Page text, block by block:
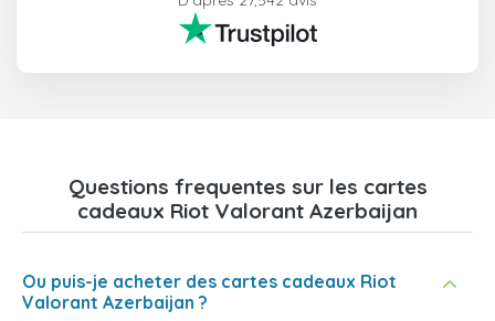
Questions frequentes sur les cartes
cadeaux Riot Valorant Azerbaijan
Ou puis-je acheter des cartes cadeaux Riot
Valorant Azerbaijan ?